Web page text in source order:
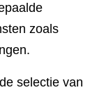
zoals
selectie van